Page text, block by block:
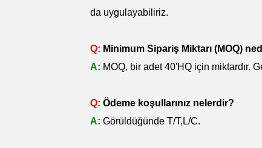
da uygulayabiliriz.
Q: Minimum Sipariş Miktarı (MOQ)
A: MOQ, bir adet 40'HQ için miktardır.
Q:Ödeme koşullarınız nelerdir?
A:Görüldüğünde T/T,L/C.